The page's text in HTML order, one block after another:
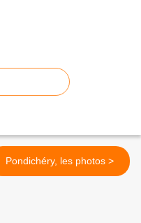
Pondichéry, les photos >